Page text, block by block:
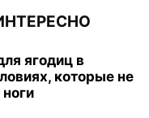
ягодиц в
которые не